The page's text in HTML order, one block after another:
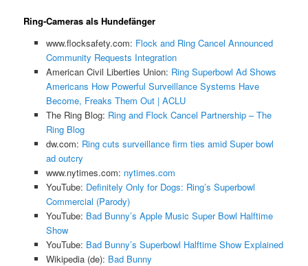
Ring-Cameras als Hundefänger
www.flocksafety.com: Flock and Ring Cancel Announced
Community Requests Integration
American Civil Liberties Union: Ring Superbowl Ad Shows
Americans How Powerful Surveillance Systems Have
Become, Freaks Them Out | ACLU
The Ring Blog: Ring and Flock Cancel Partnership – The
Ring Blog
dw.com: Ring cuts surveillance firm ties amid Super bowl
ad outcry
www.nytimes.com: nytimes.com
YouTube: Definitely Only for Dogs: Ring’s Superbowl
Commercial (Parody)
YouTube: Bad Bunny’s Apple Music Super Bowl Halftime
Show
YouTube: Bad Bunny’s Superbowl Halftime Show Explained
Wikipedia (de): Bad Bunny